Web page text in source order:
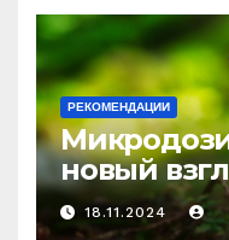
РЕКОМЕНДАЦИИ
новый
18.11.2024